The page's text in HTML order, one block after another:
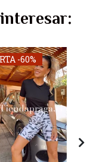
-60%